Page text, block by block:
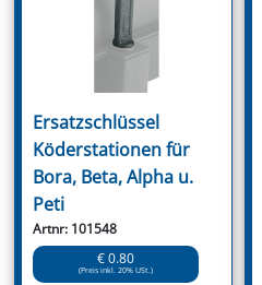
Ersatzschlüssel
Köderstationen für
Bora, Beta, Alpha u.
Peti
Artnr: 101548
€ 0.80
(Preis inkl. 20% USt.)